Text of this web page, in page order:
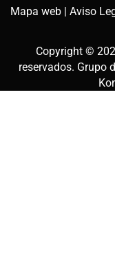
Mapa web | Aviso
Copyright ©
reservados. Grupo